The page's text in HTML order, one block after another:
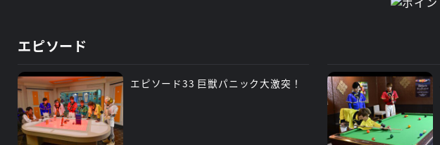
エピソード
エピソード33 巨獣パニック大激突！